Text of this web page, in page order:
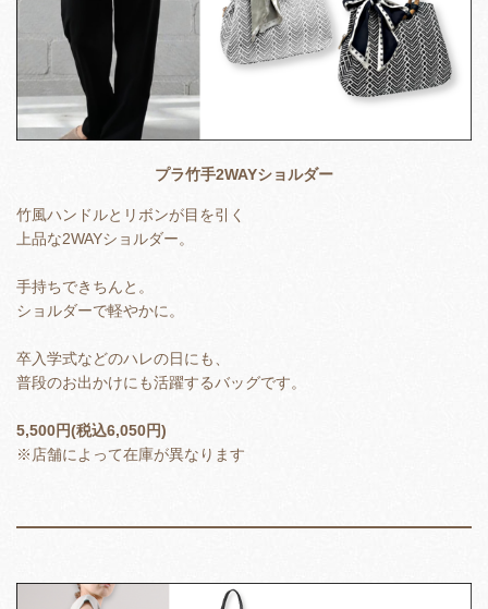
プラ竹手2WAYショルダー
竹風ハンドルとリボンが目を引く
上品な2WAYショルダー。
手持ちできちんと。
ショルダーで軽やかに。
卒入学式などのハレの日にも、
普段のお出かけにも活躍するバッグです。
5,500円(税込6,050円)
※店舗によって在庫が異なります